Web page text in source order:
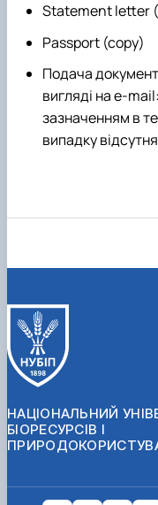
Statement letter
Passport (copy)
Подача
вигляді на e-mail:
зазначенням в
випадку
НАЦІОНАЛЬНИЙ
БІОРЕСУРСІВ І